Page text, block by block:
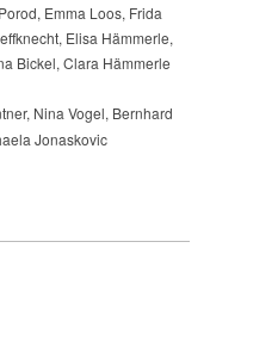
Emma Loos, Frida
Elisa Hämmerle,
Bickel, Clara Hämmerle
Nina Vogel, Bernhard
Jonaskovic